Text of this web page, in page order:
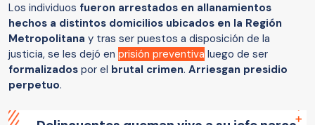
Los individuos fueron arrestados en allanamientos
hechos a distintos domicilios ubicados en la Región
Metropolitana y tras ser puestos a disposición de la
justicia, se les dejó en prisión preventiva luego de ser
formalizados por el brutal crimen. Arriesgan presidio
perpetuo.